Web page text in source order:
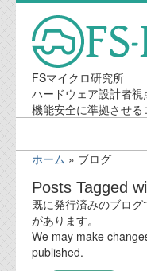
FSマイクロ研究所
ハードウェア設計者
機能安全に準拠させ
ニュース
業務内容
ホーム » ブログ
Posts Tagged
既に発行済みのブロ
があります。
We may make
published.